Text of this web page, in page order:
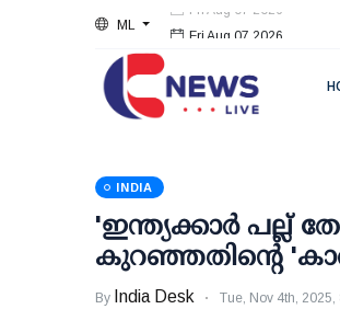
ML
INDIA
'ഇന്ത്യക്കാര്‍ പല്ല്
കുറഞ്ഞതിന്റെ
By India Desk Tue, Nov 4th, 2025,